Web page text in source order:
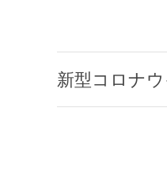
新型コロナ